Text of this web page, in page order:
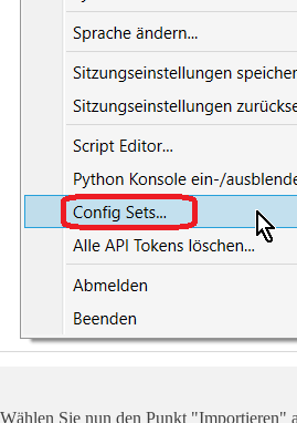
Wählen Sie nun den Punkt "Importieren"